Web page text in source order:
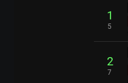
1
5
2
7